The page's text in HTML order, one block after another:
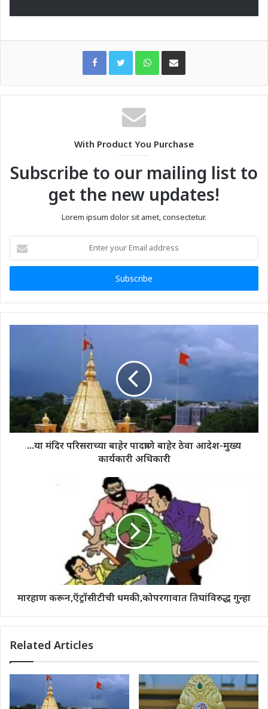
WhatsAppShare via Email
With Product You Purchase
Subscribe to our mailing list to
get the new updates!
Lorem ipsum dolor sit amet, consectetur.
your
Email
...या मंदिर परिसराच्या बाहेर पादत्राणे बाहेर ठेवा आदेश-मुख्य
कार्यकारी अधिकारी
मारहाण करून,ऍट्रॉसीटीची धमकी,कोपरगावात तिघांविरुद्ध गुन्हा
Related Articles